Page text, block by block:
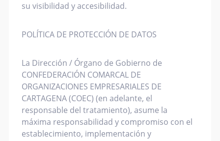
su visibilidad y accesibilidad.
POLÍTICA DE PROTECCIÓN DE DATOS
La Dirección / Órgano de Gobierno de
CONFEDERACIÓN COMARCAL DE
ORGANIZACIONES EMPRESARIALES DE
CARTAGENA (COEC) (en adelante, el
responsable del tratamiento), asume la
máxima responsabilidad y compromiso con el
establecimiento, implementación y